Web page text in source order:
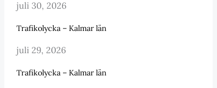
juli 30, 2026
Trafikolycka – Kalmar län
juli 29, 2026
Trafikolycka – Kalmar län